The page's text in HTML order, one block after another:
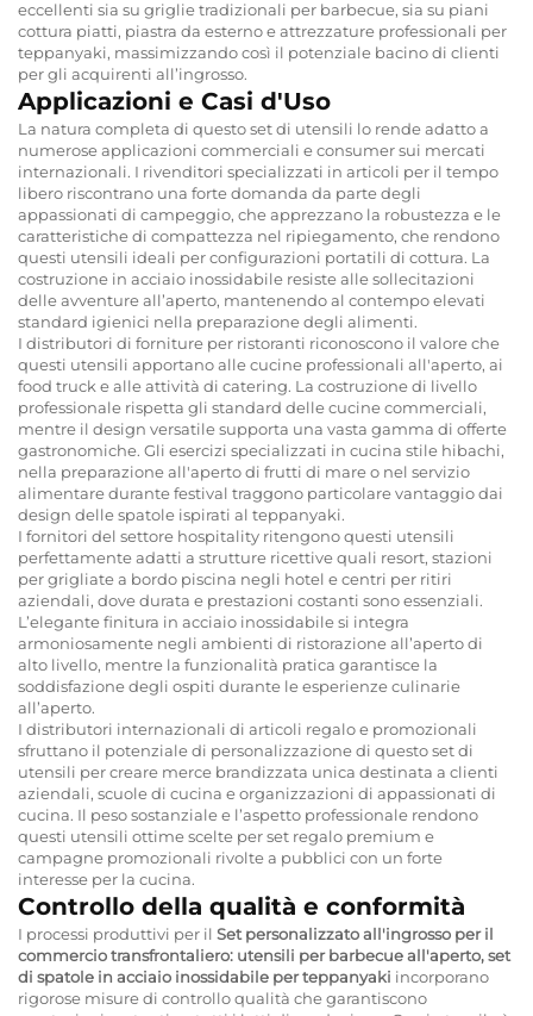
eccellenti sia su griglie tradizionali per barbecue, sia su piani
cottura piatti, piastra da esterno e attrezzature professionali per
teppanyaki, massimizzando così il potenziale bacino di clienti
per gli acquirenti all’ingrosso.
Applicazioni e Casi d'Uso
La natura completa di questo set di utensili lo rende adatto a
numerose applicazioni commerciali e consumer sui mercati
internazionali. I rivenditori specializzati in articoli per il tempo
libero riscontrano una forte domanda da parte degli
appassionati di campeggio, che apprezzano la robustezza e le
caratteristiche di compattezza nel ripiegamento, che rendono
questi utensili ideali per configurazioni portatili di cottura. La
costruzione in acciaio inossidabile resiste alle sollecitazioni
delle avventure all’aperto, mantenendo al contempo elevati
standard igienici nella preparazione degli alimenti.
I distributori di forniture per ristoranti riconoscono il valore che
questi utensili apportano alle cucine professionali all'aperto, ai
food truck e alle attività di catering. La costruzione di livello
professionale rispetta gli standard delle cucine commerciali,
mentre il design versatile supporta una vasta gamma di offerte
gastronomiche. Gli esercizi specializzati in cucina stile hibachi,
nella preparazione all'aperto di frutti di mare o nel servizio
alimentare durante festival traggono particolare vantaggio dai
design delle spatole ispirati al teppanyaki.
I fornitori del settore hospitality ritengono questi utensili
perfettamente adatti a strutture ricettive quali resort, stazioni
per grigliate a bordo piscina negli hotel e centri per ritiri
aziendali, dove durata e prestazioni costanti sono essenziali.
L’elegante finitura in acciaio inossidabile si integra
armoniosamente negli ambienti di ristorazione all’aperto di
alto livello, mentre la funzionalità pratica garantisce la
soddisfazione degli ospiti durante le esperienze culinarie
all’aperto.
I distributori internazionali di articoli regalo e promozionali
sfruttano il potenziale di personalizzazione di questo set di
utensili per creare merce brandizzata unica destinata a clienti
aziendali, scuole di cucina e organizzazioni di appassionati di
cucina. Il peso sostanziale e l’aspetto professionale rendono
questi utensili ottime scelte per set regalo premium e
campagne promozionali rivolte a pubblici con un forte
interesse per la cucina.
Controllo della qualità e conformità
I processi produttivi per il Set personalizzato all'ingrosso per il
commercio transfrontaliero: utensili per barbecue all'aperto, set
di spatole in acciaio inossidabile per teppanyaki incorporano
rigorose misure di controllo qualità che garantiscono